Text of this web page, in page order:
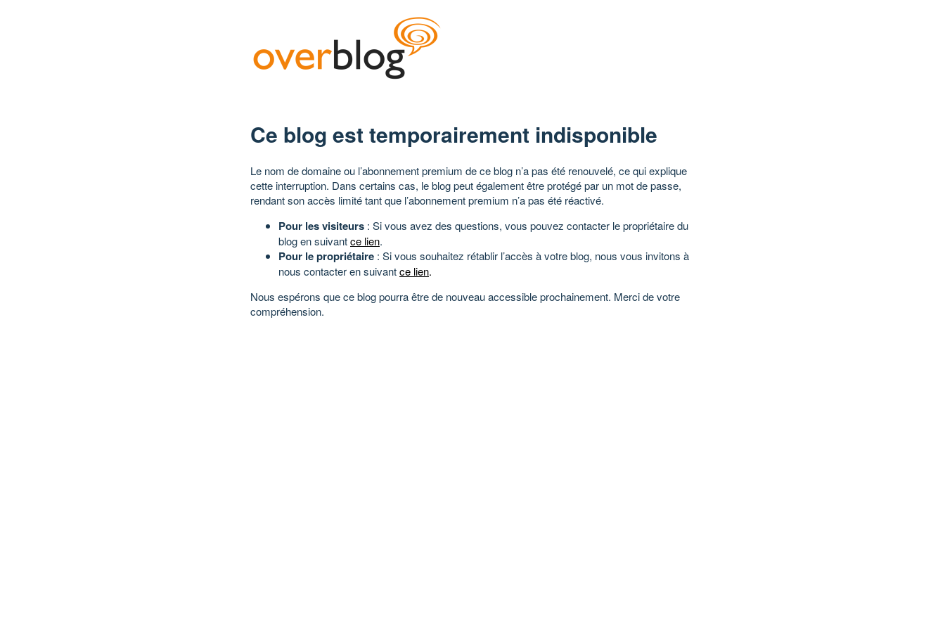
Ce blog est temporairement indisponible
Le nom de domaine ou l’abonnement premium de ce blog n’a pas été renouvelé, ce qui explique
cette interruption. Dans certains cas, le blog peut également être protégé par un mot de passe,
rendant son accès limité tant que l’abonnement premium n’a pas été réactivé.
Pour les visiteurs : Si vous avez des questions, vous pouvez contacter le propriétaire du
blog en suivantce lien.
Pour le propriétaire : Si vous souhaitez rétablir l’accès à votre blog, nous vous invitons à
nous contacter en suivantce lien.
Nous espérons que ce blog pourra être de nouveau accessible prochainement. Merci de votre
compréhension.